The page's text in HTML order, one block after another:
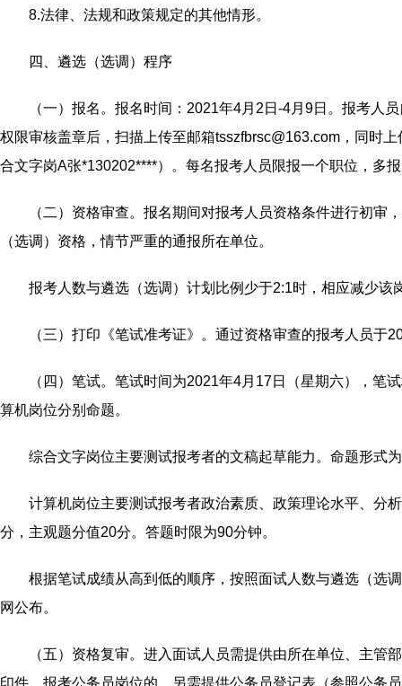
8.法律、法规和政策规定的其他情形。
四、遴选（选调）程序
（一）报名。报名时间：2021年4月2日-4月9日。报考人
权限审核盖章后，扫描上传至邮箱tsszfbrsc@163.com，同时
合文字岗A张*130202****）。每名报考人员限报一个职位，多
（二）资格审查。报名期间对报考人员资格条件进行初
（选调）资格，情节严重的通报所在单位。
报考人数与遴选（选调）计划比例少于2:1时，相应减少该
（三）打印《笔试准考证》。通过资格审查的报考人员
（四）笔试。笔试时间为2021年4月17日（星期六），
算机岗位分别命题。
综合文字岗位主要测试报考者的文稿起草能力。命题形式
计算机岗位主要测试报考者政治素质、政策理论水平、分
分，主观题分值20分。答题时限为90分钟。
根据笔试成绩从高到低的顺序，按照面试人数与遴选（选
网公布。
（五）资格复审。进入面试人员需提供由所在单位、主
印件。报考公务员岗位的，另需提供公务员登记表（参照公务